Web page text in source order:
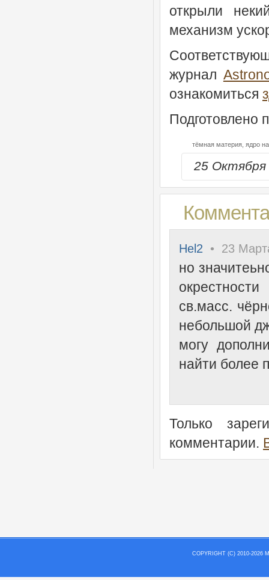
открыли
механизм
журнал
ознакомиться
Подготовлено
тёмная материя, ядро
25
Hel2 • 23
но
св.масс.
небольшой
могу
найти более
Только
комментарии.
COPYRIGHT (C) 2010-